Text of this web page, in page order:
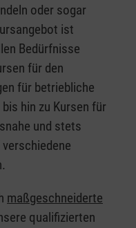
oder sogar
ist
Bedürfnisse
für den
für betriebliche
hin zu Kursen für
und stets
maßgeschneiderte
qualifizierten